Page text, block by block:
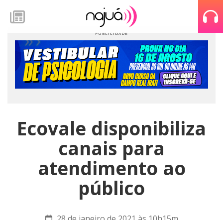
Ecovale disponibiliza
canais para
atendimento ao
público